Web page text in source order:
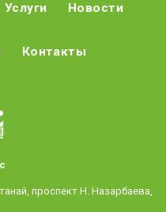
Услуги Новости
Контакты
проспект Н. Назарбаева,